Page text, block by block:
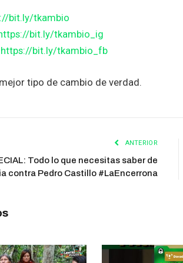
bit.ly/tkambio
bit.ly/tkambio_ig
https://bit.ly/tkambio_fb
tipo de cambio de verdad.
ANTERIOR
Todo lo que necesitas saber de
contra Pedro Castillo #LaEncerrona